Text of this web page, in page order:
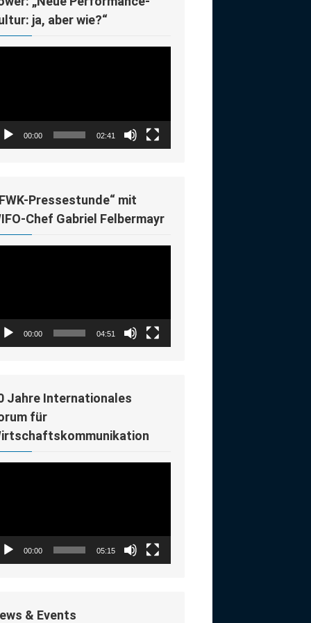
ja, aber wie?“
00:00 02:41
Pressestunde“ mit
Chef Gabriel Felbermayr
00:00 04:51
Jahre Internationales
für
00:00 05:15
& Events